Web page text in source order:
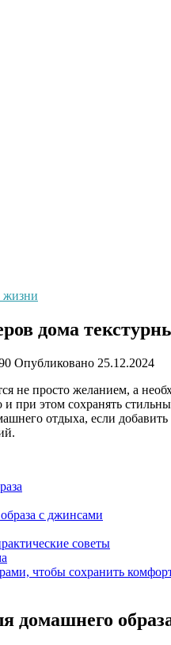
жизни
дома
Опубликовано 25.12.2024
не просто желанием, а
и при этом сохранять
отдыха, если
с джинсами
советы
чтобы сохранить
домашнего